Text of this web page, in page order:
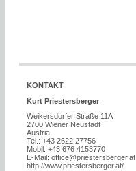
KONTAKT
Kurt Priestersberger
Weikersdorfer Straße 11A
2700 Wiener Neustadt
Austria
Tel.: +43 2622 27756
Mobil: +43 676 4153770
E-Mail: office@priestersberger.at
http://www.priestersberger.at/